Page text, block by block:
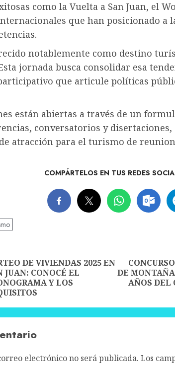
como la Vuelta a San Juan, el
que han posicionado a
notablemente como destino
jornada busca consolidar esa
que articule políticas
están abiertas a través de un
conversatorios y disertaciones,
atracción para el turismo de
COMPÁRTELOS EN TUS REDES
Previous
post:
DE VIVIENDAS 2025 EN
JUAN: CONOCÉ EL
Y LOS
Next
post:
DE
AÑOS DEL
electrónico no será publicada. Los